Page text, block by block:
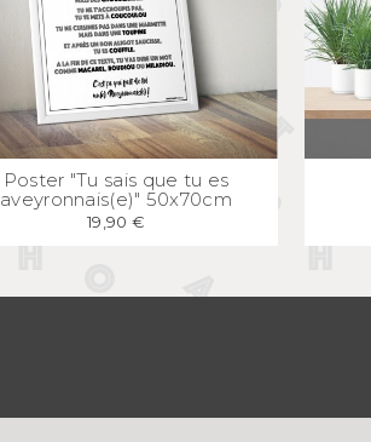
APERÇU RAPIDE
Poster "Tu sais que tu es
aveyronnais(e)" 50x70cm
19,90 €